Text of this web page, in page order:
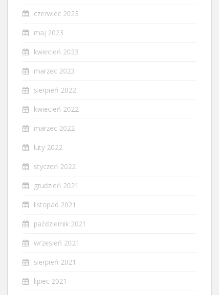
czerwiec 2023
maj 2023
kwiecień 2023
marzec 2023
sierpień 2022
kwiecień 2022
marzec 2022
luty 2022
styczeń 2022
grudzień 2021
listopad 2021
październik 2021
wrzesień 2021
sierpień 2021
lipiec 2021